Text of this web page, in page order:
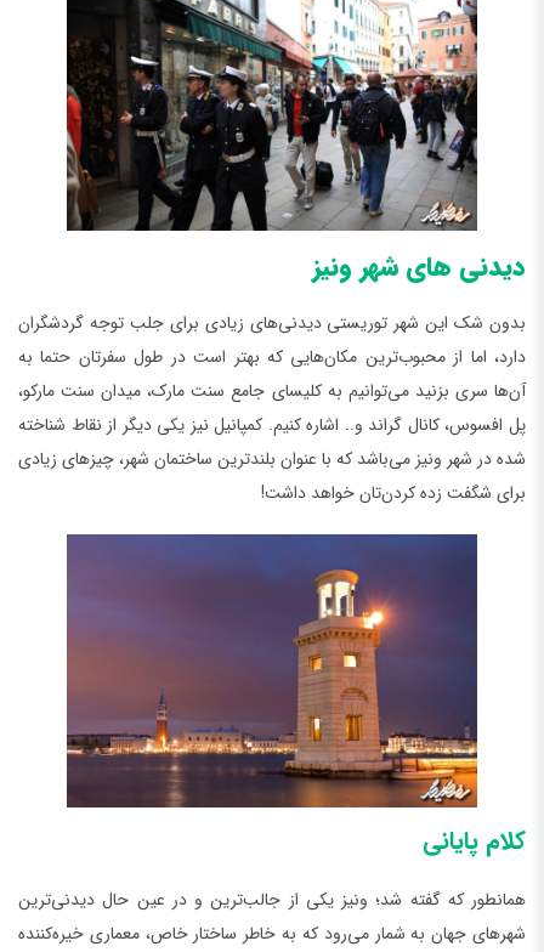
دیدنی‌ های شهر ونیز
بدون شک این شهر توریستی دیدنی‌های زیادی برای جلب توجه گردشگران
دارد، اما از محبوب‌ترین مکان‌هایی که بهتر است در طول سفرتان حتما به
آن‌ها سری بزنید می‌توانیم به کلیسای جامع سنت مارک، میدان سنت مارکو،
پل افسوس، کانال گراند و.. اشاره کنیم. کمپانیل نیز یکی دیگر از نقاط شناخته
شده در شهر ونیز می‌باشد که با عنوان بلندترین ساختمان شهر، چیزهای زیادی
برای شگفت زده کردن‌تان خواهد داشت!
کلام پایانی
همانطور که گفته شد؛ ونیز یکی از جالب‌ترین و در عین حال دیدنی‌ترین
شهرهای جهان به شمار می‌رود که به خاطر ساختار خاص، معماری خیره‌کننده